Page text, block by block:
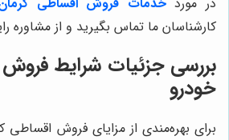
کارشناسان ما تماس بگیرید و از مشاوره
بررسی جزئیات شرایط
خودرو
برای بهره‌مندی از مزایای فروش اقساطی